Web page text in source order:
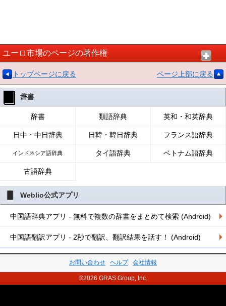
ユーロ市場のページの著作権
トップページに戻る ページ上部に戻る
辞書
辞書 類語辞典 英和・和英辞典
日中・中日辞典 日韓・韓日辞典 フランス語辞典
インドネシア語辞典 タイ語辞典 ベトナム語辞典
古語辞典
Weblio公式アプリ
中国語辞典アプリ - 無料で複数の辞書をまとめて検索 (Android)
中国語翻訳アプリ - 2秒で翻訳、翻訳結果を話す！ (Android)
お問い合わせ ヘルプ 会社情報
©2026 GRAS Group, Inc.